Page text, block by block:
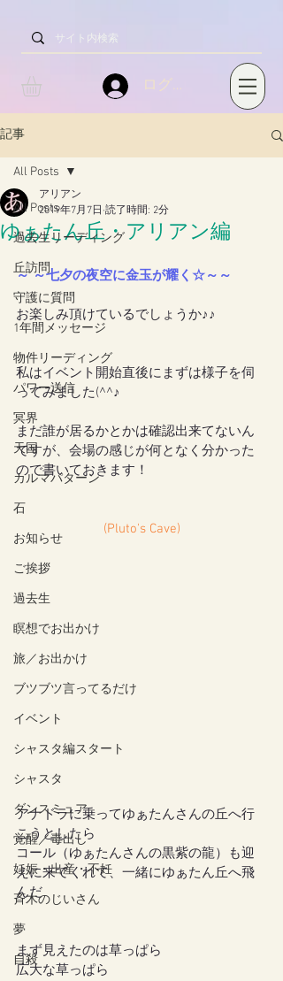
ログイン
記事
All Posts
過去生リーディング
丘訪問
守護に質問
1年間メッセージ
物件リーディング
パワー送信
冥界
天国
カルマパターン
石
お知らせ
ご挨拶
過去生
瞑想でお出かけ
旅／お出かけ
ブツブツ言ってるだけ
イベント
シャスタ編スタート
シャスタ
ダンスミュア
覚醒／毒出し
妊娠・出産・不妊
斉木のじいさん
夢
自殺
All Posts
ゆぁたん丘・アリアン編
アリアン
2019年7月7日 読了時間: 2分
～ ～七夕の夜空に金玉が耀く☆～～
お楽しみ頂けているでしょうか♪♪
私はイベント開始直後にまずは様子を伺
ってみました(^^♪
まだ誰が居るかとかは確認出来てないん
ですが、会場の感じが何となく分かった
ので書いておきます！
(Pluto's Cave)
アナドラに乗ってゆぁたんさんの丘へ行
こうとしたら
コール（ゆぁたんさんの黒紫の龍）も迎
えに来てくれて、一緒にゆぁたん丘へ飛
んだ
まず見えたのは草っぱら
広大な草っぱら